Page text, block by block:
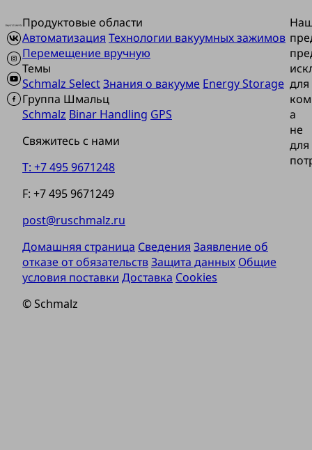
Продуктовые области
Автоматизация Технологии вакуумных зажимов
Перемещение вручную
Темы
Schmalz SelectЗнания о вакууме Energy Storage
Группа Шмальц
Schmalz Binar Handling GPS
Свяжитесь с нами
T: +7 495 9671248
F: +7 495 9671249
post@ruschmalz.ru
для
а
не
для
Домашняя страница Сведения Заявление об
отказе от обязательствЗащита данных Общие
условия поставки Доставка Cookies
© Schmalz